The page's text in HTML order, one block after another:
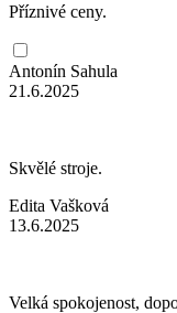
Příznivé ceny.
Antonín Sahula
21.6.2025
Skvělé stroje.
Edita Vašková
13.6.2025
Velká spokojenost,